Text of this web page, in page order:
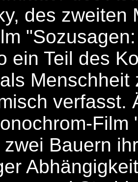
des zweiten
ein Teil des
verfasst.
zwei Bauern